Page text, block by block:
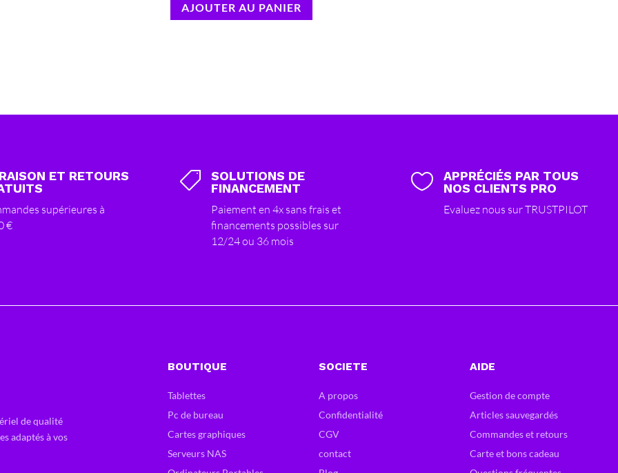
AJOUTER AU PANIER
ET RETOURS
supérieures à
€

SOLUTIONS DE
FINANCEMENT
Paiement en 4x sans frais et
financements possibles sur
12/24 ou 36 mois

APPRÉCIÉS PAR TOUS
NOS CLIENTS PRO
Evaluez nous sur TRUSTPILOT
de qualité
adaptés à vos
BOUTIQUE
Tablettes
Pc de bureau
Cartes graphiques
Serveurs NAS
SOCIETE
A propos
Confidentialité
CGV
contact
AIDE
Gestion de compte
Articles sauvegardés
Commandes et retours
Carte et bons cadeau